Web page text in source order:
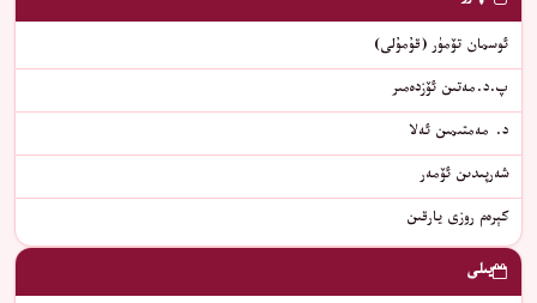
ئوسمان تۆمۈر (قۇمۇلى)
ﭖ.ﺩ.ﻣﻪﺗﯩﻦ ﺋﯚﺯﺩﻩﻣﯩﺮ
د. مەمتىمىن ئەلا
شەرپىدىن ئۆمەر
كېرەم روزى يارقىن
يىلى